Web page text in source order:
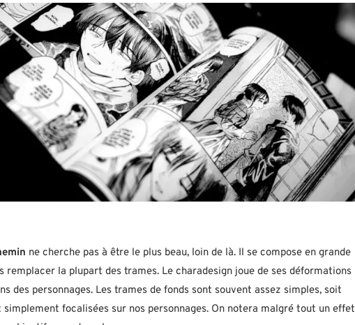
ne cherche pas à être le plus beau, loin de là. Il se compose en grande
remplacer la plupart des trames. Le charadesign joue de ses déformations
des personnages. Les trames de fonds sont souvent assez simples, soit
simplement focalisées sur nos personnages. On notera malgré tout un effet